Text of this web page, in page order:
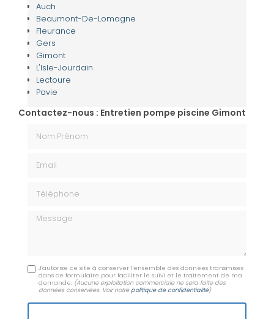
Auch
Beaumont-De-Lomagne
Fleurance
Gers
Gimont
L'Isle-Jourdain
Lectoure
Pavie
Contactez-nous : Entretien pompe piscine Gimont
Message
J'autorise ce site à conserver l'ensemble des données transmises
dans ce formulaire pour faciliter le suivi et le traitement de ma
demande. (Aucune exploitation commerciale ne sera faite des
données conservées. Voir notrepolitique de confidentialité)